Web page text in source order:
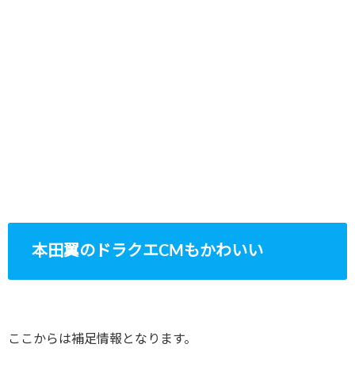
本田翼のドラクエCMもかわいい
ここからは補足情報となります。